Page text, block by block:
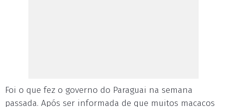
Foi o que fez o governo do Paraguai na semana
passada. Após ser informada de que muitos macacos